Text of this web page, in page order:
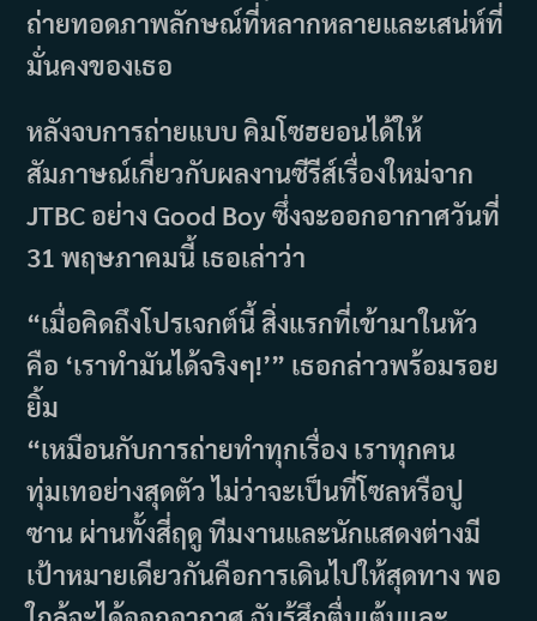
ถ่ายทอดภาพลักษณ์ที่หลากหลายและเสน่ห์ที่
มั่นคงของเธอ
หลังจบการถ่ายแบบ คิมโซฮยอนได้ให้
สัมภาษณ์เกี่ยวกับผลงานซีรีส์เรื่องใหม่จาก
JTBC อย่าง Good Boy ซึ่งจะออกอากาศวันที่
31 พฤษภาคมนี้ เธอเล่าว่า
“เมื่อคิดถึงโปรเจกต์นี้ สิ่งแรกที่เข้ามาในหัว
คือ ‘เราทำมันได้จริงๆ!’” เธอกล่าวพร้อมรอย
ยิ้ม
“เหมือนกับการถ่ายทำทุกเรื่อง เราทุกคน
ทุ่มเทอย่างสุดตัว ไม่ว่าจะเป็นที่โซลหรือปู
ซาน ผ่านทั้งสี่ฤดู ทีมงานและนักแสดงต่างมี
เป้าหมายเดียวกันคือการเดินไปให้สุดทาง พอ